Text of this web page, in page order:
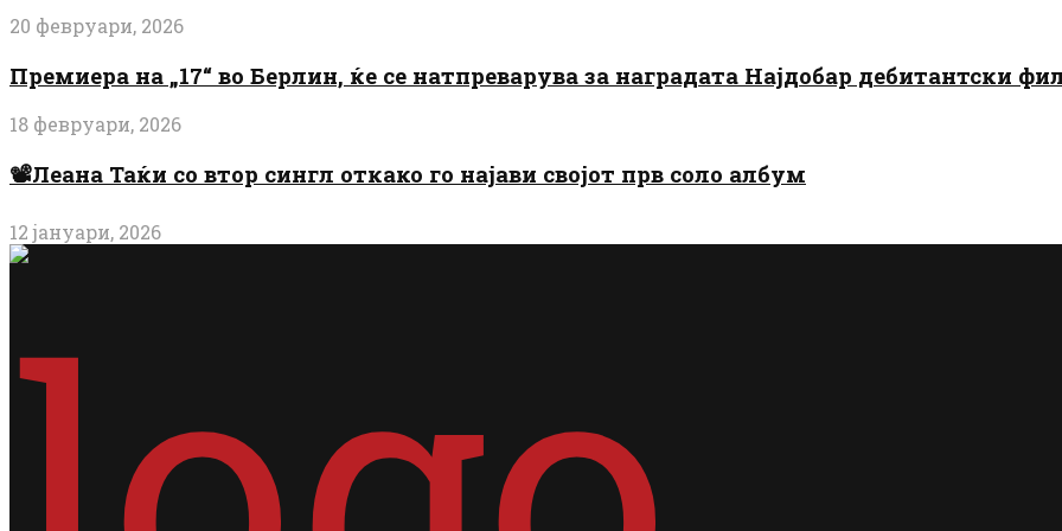
20 февруари, 2026
Премиера на „17“ во Берлин, ќе се натпреварува за наградата Најдобар дебитантски
18 февруари, 2026
📽️Леана Таќи со втор сингл откако го најави својот прв соло албум
12 јануари, 2026